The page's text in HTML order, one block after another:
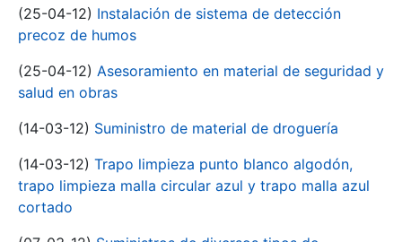
(25-04-12) Instalación de sistema de detección
precoz de humos
(25-04-12) Asesoramiento en material de seguridad y
salud en obras
(14-03-12) Suministro de material de droguería
(14-03-12) Trapo limpieza punto blanco algodón,
trapo limpieza malla circular azul y trapo malla azul
cortado